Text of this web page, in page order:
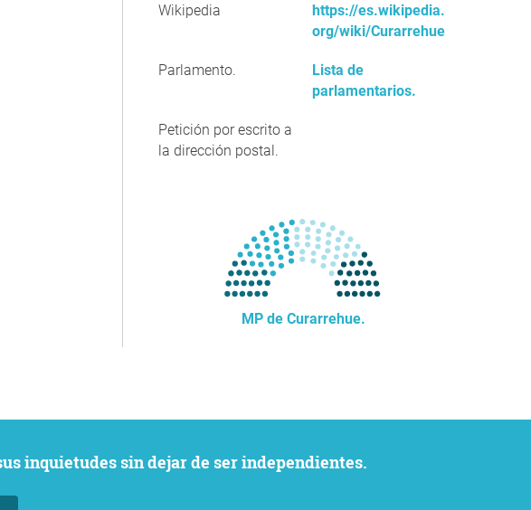
Wikipedia
https://es.wikipedia.
org/wiki/Curarrehue
Parlamento.
Lista de
parlamentarios.
Petición por escrito a
la dirección postal.
MP de Curarrehue.
inquietudes sin dejar de ser independientes.